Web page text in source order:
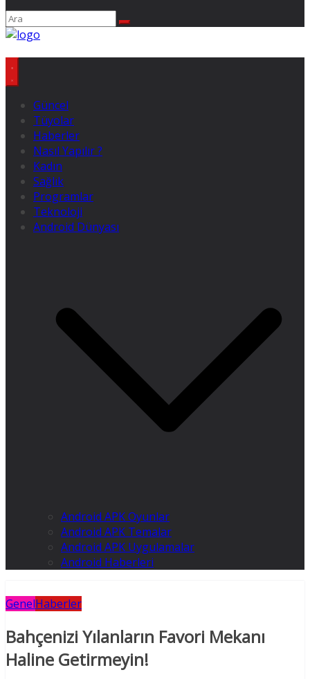
Güncel
Tüyolar
Haberler
Nasıl Yapılır ?
Kadın
Sağlık
Programlar
Teknoloji
Android Dünyası
Android APK Oyunlar
Android APK Temalar
Android APK Uygulamalar
Android Haberleri
GenelHaberler
Bahçenizi Yılanların Favori Mekanı
Haline Getirmeyin!